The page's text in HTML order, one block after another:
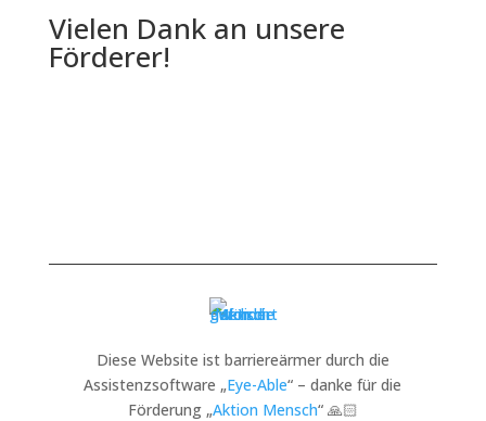
Vielen Dank an unsere
Förderer!
Diese Website ist barriereärmer durch die
Assistenzsoftware „Eye-Able“ – danke für die
Förderung „Aktion Mensch“ 🙏🏻